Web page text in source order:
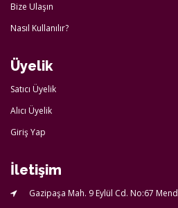
Bize Ulaşın
Nasıl Kullanılır?
Üyelik
Satıcı Üyelik
Alıcı Üyelik
Giriş Yap
İletişim
Gazipaşa Mah. 9 Eylül Cd. No:67